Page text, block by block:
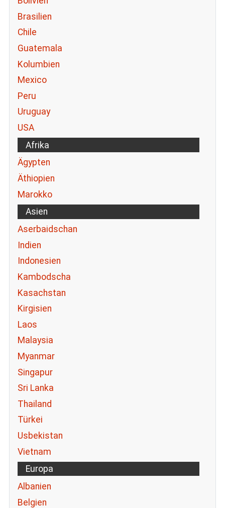
Brasilien
Chile
Guatemala
Kolumbien
Mexico
Peru
Uruguay
USA
Afrika
Ägypten
Äthiopien
Marokko
Asien
Aserbaidschan
Indien
Indonesien
Kambodscha
Kasachstan
Kirgisien
Laos
Malaysia
Myanmar
Singapur
Sri Lanka
Thailand
Türkei
Usbekistan
Vietnam
Europa
Albanien
Belgien